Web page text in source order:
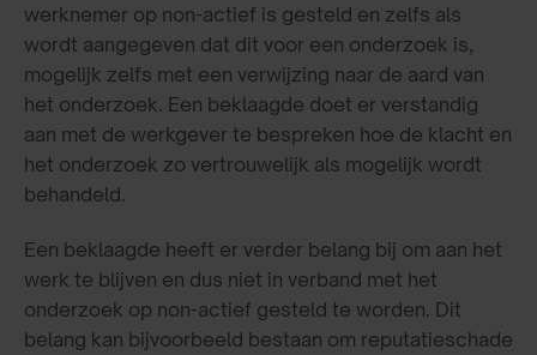
werknemer op non-actief is gesteld en zelfs als
wordt aangegeven dat dit voor een onderzoek is,
mogelijk zelfs met een verwijzing naar de aard van
het onderzoek. Een beklaagde doet er verstandig
aan met de werkgever te bespreken hoe de klacht en
het onderzoek zo vertrouwelijk als mogelijk wordt
behandeld.
Een beklaagde heeft er verder belang bij om aan het
werk te blijven en dus niet in verband met het
onderzoek op non-actief gesteld te worden. Dit
belang kan bijvoorbeeld bestaan om reputatieschade